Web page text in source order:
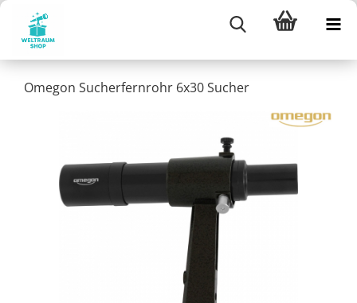
Omegon Sucherfernrohr 6x30 Sucher